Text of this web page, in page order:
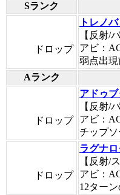
Sランク
ドロップ
トレノ
【反射/
アビ：
弱点出現
Aランク
ドロップ
アドゥブ
【反射/
アビ：
チップソ
ドロップ
ラグナロ
【反射/
アビ：
12ター